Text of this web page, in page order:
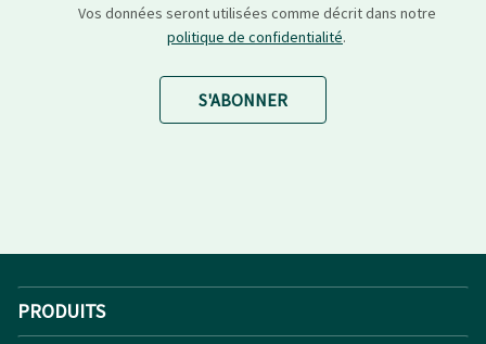
Vos données seront utilisées comme décrit dans notre
politique de confidentialité.
S'ABONNER
PRODUITS